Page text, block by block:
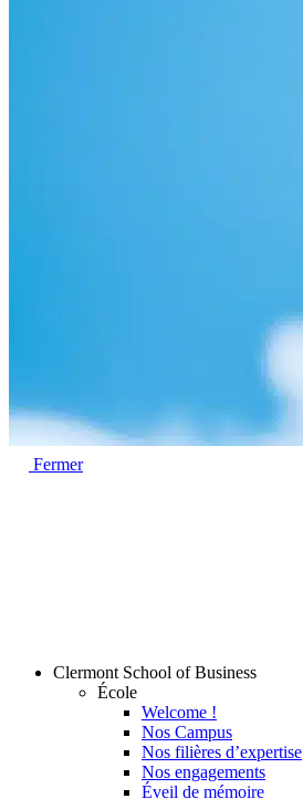
Fermer
Clermont School of Business
École
Welcome !
Nos Campus
Nos filières d’expertise
Nos engagements
Éveil de mémoire